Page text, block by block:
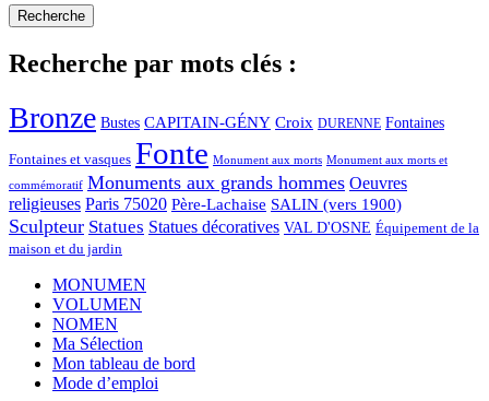
Recherche par mots clés :
Bronze Bustes CAPITAIN-GÉNY Croix DURENNE Fontaines
Fontaines et vasques Fonte Monument aux morts Monument aux morts et
commémoratif Monuments aux grands hommes Oeuvres
religieuses Paris 75020 Père-Lachaise SALIN (vers 1900)
Sculpteur Statues Statues décoratives VAL D'OSNE Équipement de la
maison et du jardin
MONUMEN
VOLUMEN
NOMEN
Ma Sélection
Mon tableau de bord
Mode d’emploi